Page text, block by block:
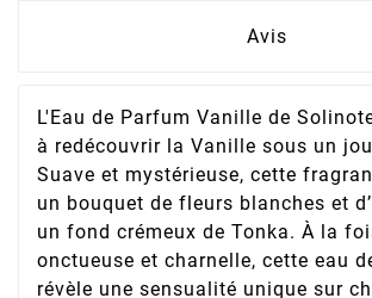
Avis
L'Eau de Parfum Vanille de
à redécouvrir la Vanille sous un
Suave et mystérieuse, cette
un bouquet de fleurs blanches et
un fond crémeux de Tonka. À la
onctueuse et charnelle, cette eau
révèle une sensualité unique sur